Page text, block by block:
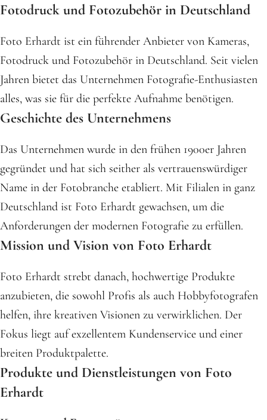
Fotodruck und Fotozubehör in Deutschland
Foto Erhardt ist ein führender Anbieter von Kameras,
Fotodruck und Fotozubehör in Deutschland. Seit vielen
Jahren bietet das Unternehmen Fotografie-Enthusiasten
alles, was sie für die perfekte Aufnahme benötigen.
Geschichte des Unternehmens
Das Unternehmen wurde in den frühen 1900er Jahren
gegründet und hat sich seither als vertrauenswürdiger
Name in der Fotobranche etabliert. Mit Filialen in ganz
Deutschland ist Foto Erhardt gewachsen, um die
Anforderungen der modernen Fotografie zu erfüllen.
Mission und Vision von Foto Erhardt
Foto Erhardt strebt danach, hochwertige Produkte
anzubieten, die sowohl Profis als auch Hobbyfotografen
helfen, ihre kreativen Visionen zu verwirklichen. Der
Fokus liegt auf exzellentem Kundenservice und einer
breiten Produktpalette.
Produkte und Dienstleistungen von Foto
Erhardt